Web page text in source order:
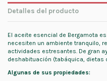
Detalles del producto
El aceite esencial de Bergamota
necesiten un ambiente tranquilo,
actividades estresantes. De gran
deshabituación (tabáquica, dietas
Algunas de sus propiedades: